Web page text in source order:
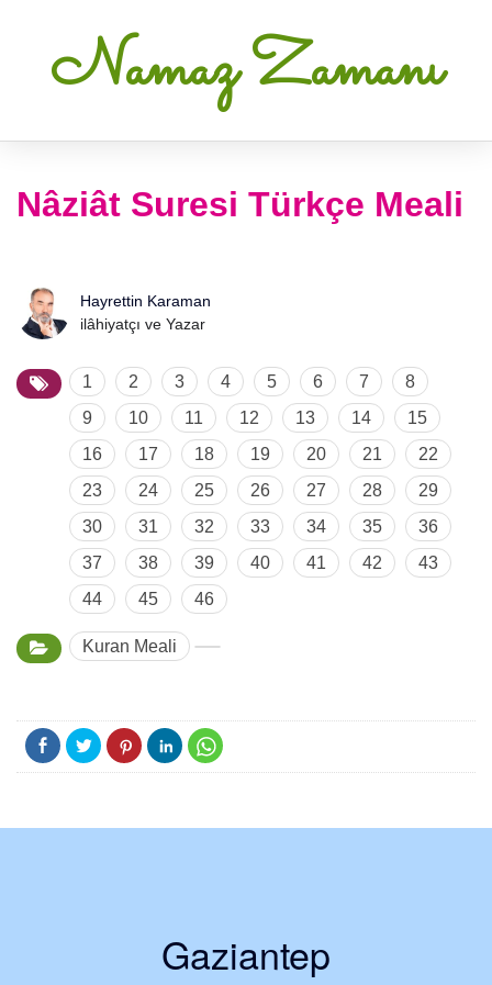
Namaz Zamanı
Nâziât Suresi Türkçe Meali
Hayrettin Karaman
ilâhiyatçı ve Yazar
1 2 3 4 5 6 7
8
9
10 11 12 13 14
15
16
17 18 19 20 21
22
23
24 25 26 27 28
29
30
31 32 33 34 35
36
37
38 39 40 41 42
43
44
45 46
Kuran Meali
Gaziantep